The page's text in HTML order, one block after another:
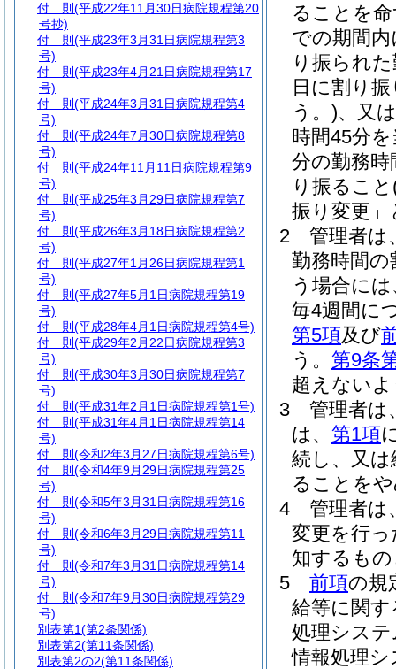
ることを
での期間
り振られ
日に割り振
う。)、又
時間45分
分の勤務
り振ること
振り変更
2
管理者は
勤務時間の
う場合に
毎4週間に
第5項及び
う。 第9条
超えない
3
管理者は
は、 第1項
続し、又
ることを
4
管理者は
変更を行
知するも
5
前項の規
給等に関
処理シス
情報処理
付 則 (平成22年11月30日病院規程第20
号抄)
付 則 (平成23年3月31日病院規程第3
号)
付 則 (平成23年4月21日病院規程第17
号)
付 則 (平成24年3月31日病院規程第4
号)
付 則 (平成24年7月30日病院規程第8
号)
付 則 (平成24年11月11日病院規程第9
号)
付 則 (平成25年3月29日病院規程第7
号)
付 則 (平成26年3月18日病院規程第2
号)
付 則 (平成27年1月26日病院規程第1
号)
付 則 (平成27年5月1日病院規程第19
号)
付 則 (平成28年4月1日病院規程第4号)
付 則 (平成29年2月22日病院規程第3
号)
付 則 (平成30年3月30日病院規程第7
号)
付 則 (平成31年2月1日病院規程第1号)
付 則 (平成31年4月1日病院規程第14
号)
付 則 (令和2年3月27日病院規程第6号)
付 則 (令和4年9月29日病院規程第25
号)
付 則 (令和5年3月31日病院規程第16
号)
付 則 (令和6年3月29日病院規程第11
号)
付 則 (令和7年3月31日病院規程第14
号)
付 則 (令和7年9月30日病院規程第29
号)
別表第1(第2条関係)
別表第2(第11条関係)
別表第2の2(第11条関係)